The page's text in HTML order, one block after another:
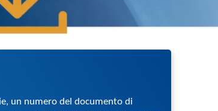
un numero del documento di